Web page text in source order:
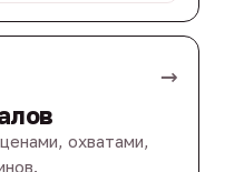
→
охватами,